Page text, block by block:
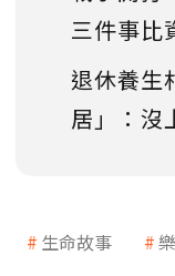
三件事比
退休養生
居」：沒
生命故事